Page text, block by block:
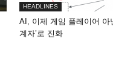
HEADLINES
AI, 이제 게임 플레이어 아
계자’로 진화